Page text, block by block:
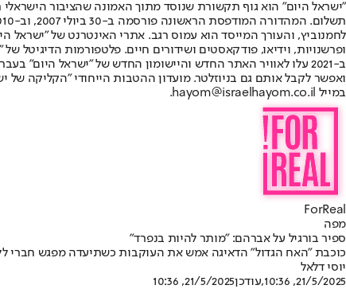
"ישראל היום" הוא גוף תקשורת שנוסד מתוך האמונה שהציבור הישראלי
ופרשנויות, וידיאו, פודקאסטים ושידורים חיים. פלטפורמות הדיגיטל
ב-2021 עלו לאוויר האתר החדש והיישומון החדש של "ישראל
ואפשר לקבל אותם גם בניוזלטר. מועדון ההטבות הייחודי "הקליקה של
במייל hayom@israelhayom.co.il.
ForReal
מפה
ספיר בורגיל על אברהם: "מותר להיות בנפרד"
כוכבת "האח הגדול" הדאיגה אמש את העוקבות כשתיעדה מפגש חברי
יוסי דלאל
21/5/2025, 10:36
,עודכן21/5/2025, 10:36